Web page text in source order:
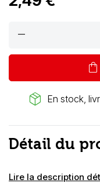
remove
shopping_bag
package_2 En stock,
Détail du
Lire la description